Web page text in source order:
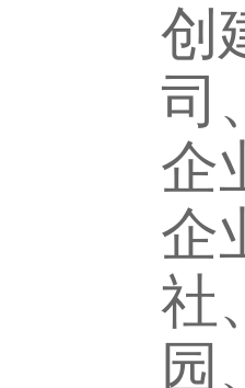
创
司
企
企
社
园